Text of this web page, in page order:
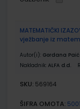
MATEMATIČKI
vježbanje iz
Autor(i): Gordana
Nakladnik: ALFA d.d.
SKU: 569164
ŠIFRA OMOTA: